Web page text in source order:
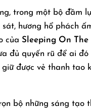
trong một bộ đầm
hương hổ phách
của Sleeping On The
đủ quyến rũ để ai đó
được vẻ thanh tao
bộ những sáng tạo